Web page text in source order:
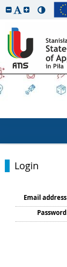
Login
Email address
Password